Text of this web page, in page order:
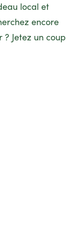
local et
encore
Jetez un coup